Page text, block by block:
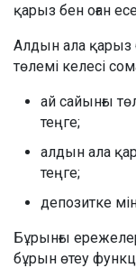
қарыз бен оған
Алдын ала қарыз
төлемі келесі
ай сайынғы
теңге;
алдын ала
теңге;
депозитке
Бұрынғы
бұрын өтеу